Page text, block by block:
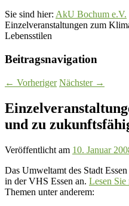
Sie sind hier: AkU Bochum e.V.
Einzelveranstaltungen zum
Lebensstilen
Beitragsnavigation
← Vorheriger Nächster →
und zu
Veröffentlicht am 10. Januar
Das Umweltamt des Stadt
in der VHS Essen an. Lesen Sie
Themen unter anderem: